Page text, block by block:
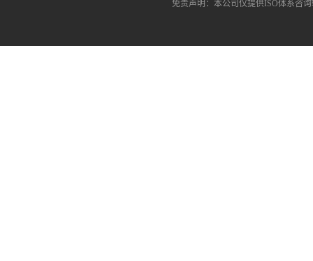
免责声明：本公司仅提供ISO体系咨